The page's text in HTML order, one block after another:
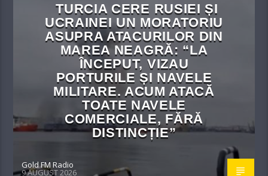
TURCIA CERE RUSIEI ȘI
UCRAINEI UN MORATORIU
ASUPRA ATACURILOR DIN
MAREA NEAGRĂ: “LA
ÎNCEPUT, VIZAU
PORTURILE ȘI NAVELE
MILITARE. ACUM ATACĂ
TOATE NAVELE
COMERCIALE, FĂRĂ
DISTINCȚIE”
Gold FM Radio
9 AUGUST 2026